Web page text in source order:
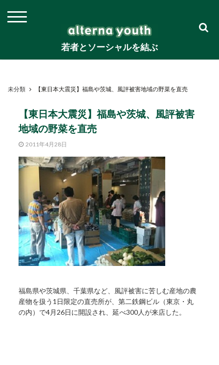
若者とソーシャルを結ぶ
未分類 【東日本大震災】福島や茨城、風評被害地域の野菜を直売
【東日本大震災】福島や茨城、風評被害
地域の野菜を直売
2011年4月28日
福島県や茨城県、千葉県など、風評被害に苦しむ産地の農
産物を扱う1日限定の直売所が、第二鉄鋼ビル（東京・丸
の内）で4月26日に開設され、延べ300人が来店した。